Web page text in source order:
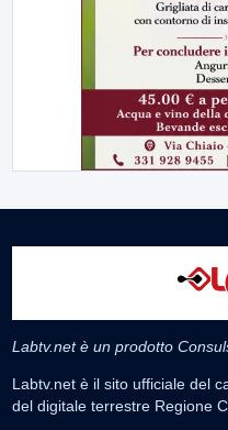
Labtv.net è un prodotto
Labtv.net è il sito ufficiale del
del digitale terrestre Regione